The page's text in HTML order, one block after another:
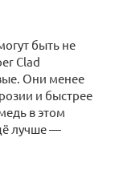
быть не
Clad
Они менее
и быстрее
в этом
лучше —